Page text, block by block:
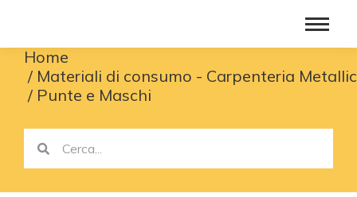
You are here:
Home
Materiali di consumo - Carpenteria
Punte e Maschi